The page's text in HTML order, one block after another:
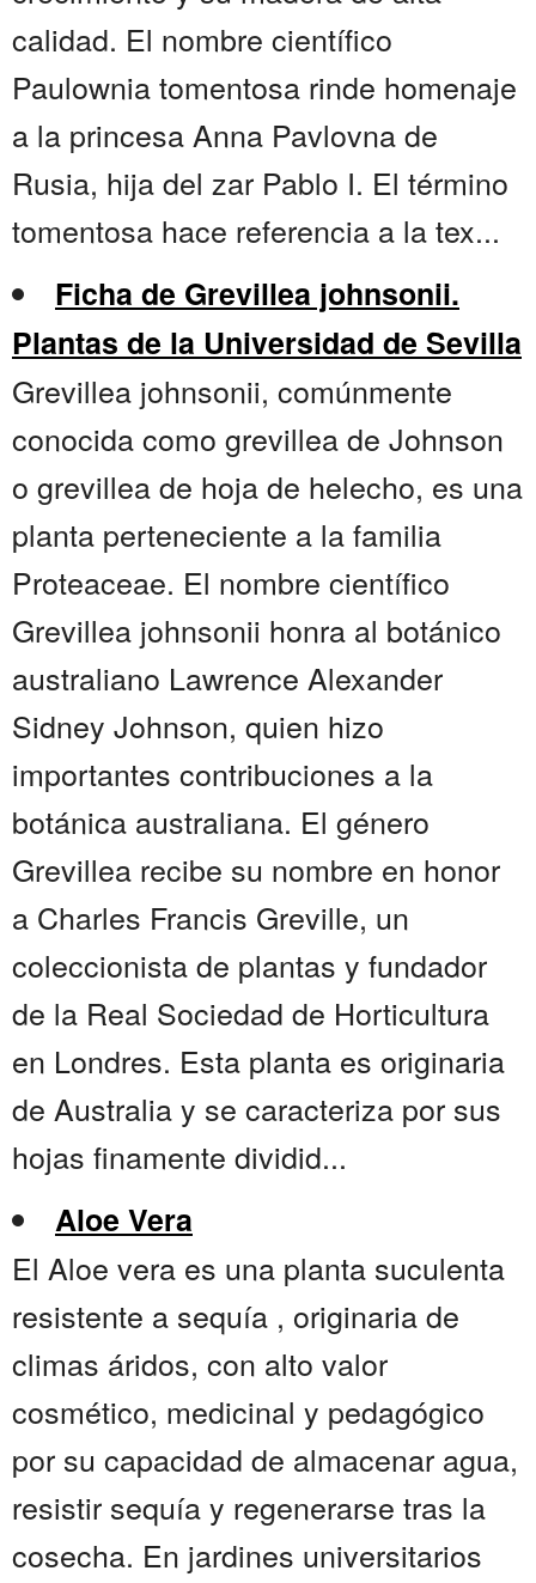
calidad. El nombre científico
Paulownia tomentosa rinde homenaje
a la princesa Anna Pavlovna de
Rusia, hija del zar Pablo I. El término
tomentosa hace referencia a la tex...
Ficha de Grevillea johnsonii.
Plantas de la Universidad de Sevilla
Grevillea johnsonii, comúnmente
conocida como grevillea de Johnson
o grevillea de hoja de helecho, es una
planta perteneciente a la familia
Proteaceae. El nombre científico
Grevillea johnsonii honra al botánico
australiano Lawrence Alexander
Sidney Johnson, quien hizo
importantes contribuciones a la
botánica australiana. El género
Grevillea recibe su nombre en honor
a Charles Francis Greville, un
coleccionista de plantas y fundador
de la Real Sociedad de Horticultura
en Londres. Esta planta es originaria
de Australia y se caracteriza por sus
hojas finamente dividid...
Aloe Vera
El Aloe vera es una planta suculenta
resistente a sequía , originaria de
climas áridos, con alto valor
cosmético, medicinal y pedagógico
por su capacidad de almacenar agua,
resistir sequía y regenerarse tras la
cosecha. En jardines universitarios